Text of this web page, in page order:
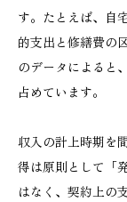
す。たとえば、自
的支出と修繕費の
のデータによると
占めています。
収入の計上時期を
得は原則として「
はなく、契約上の